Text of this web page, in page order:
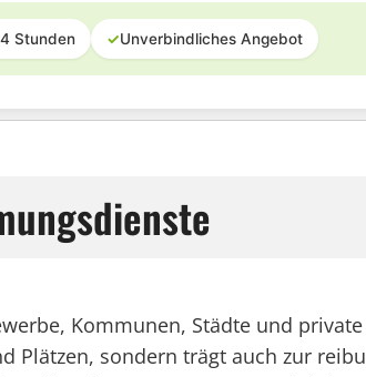
Stunden ✓Unverbindliches Angebot
Kommunen, Städte und
Plätzen, sondern trägt auch zur